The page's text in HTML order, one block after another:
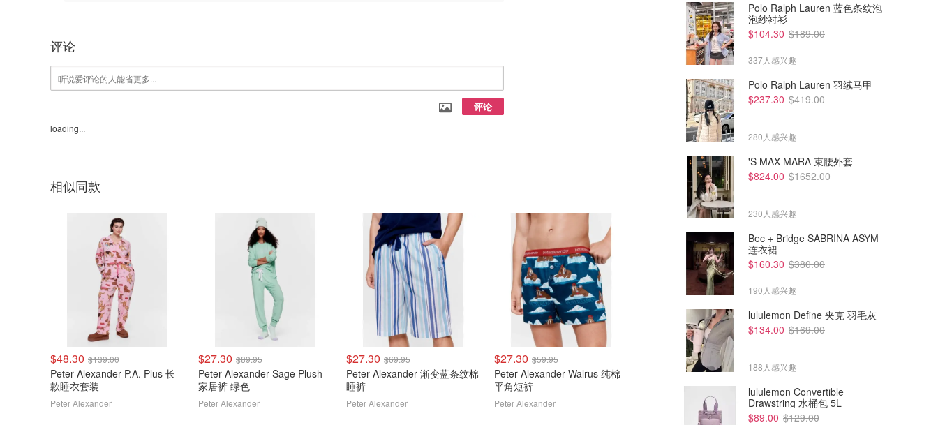
评论
评论
loading...
相似同款
$48.30 $139.00
Peter Alexander P.A. Plus 长
款睡衣套装
Peter Alexander
$27.30 $89.95
Peter Alexander Sage Plush
家居裤 绿色
Peter Alexander
$27.30 $69.95
Peter Alexander 渐变蓝条纹棉
睡裤
Peter Alexander
$27.30 $59.95
Peter Alexander Walrus 纯棉
平角短裤
Peter Alexander
$79.95
Peter Alexander Spotted Easy
Peter Alexander
Peter Alexander Seal Easy Pj
Pant 蓝色睡裤
Peter Alexander
Polo Ralph Lauren 蓝色条纹泡
泡纱衬衫
$104.30 $189.00
337人感兴趣
Polo Ralph Lauren 羽绒马甲
$237.30 $419.00
280人感兴趣
'S MAX MARA 束腰外套
$824.00 $1652.00
230人感兴趣
Bec + Bridge SABRINA ASYM
连衣裙
$160.30 $380.00
190人感兴趣
lululemon Define 夹克 羽毛灰
$134.00 $169.00
188人感兴趣
lululemon Convertible
Drawstring 水桶包 5L
$89.00 $129.00